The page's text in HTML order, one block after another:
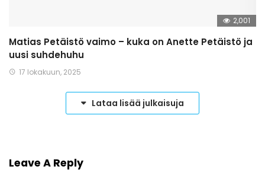
2,001
Matias Petäistö vaimo – kuka on Anette Petäistö ja
uusi suhdehuhu
17 lokakuun, 2025
Lataa lisää julkaisuja
Leave A Reply